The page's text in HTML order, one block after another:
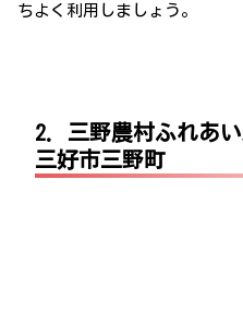
ちよく利用しましょう。
2. 三野農村ふれあ
三好市三野町